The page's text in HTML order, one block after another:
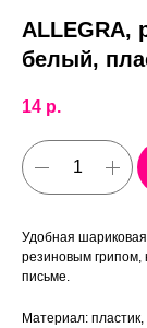
ALLEGRA,
белый,
14 р.
Удобная
резиновым грипом,
письме.
Материал: